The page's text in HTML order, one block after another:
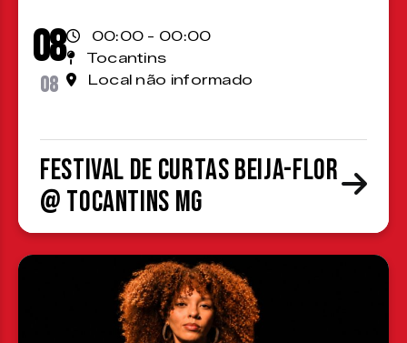
08
08
00:00 - 00:00
Tocantins
Local não informado
Festival de Curtas Beija-Flor
@ Tocantins MG